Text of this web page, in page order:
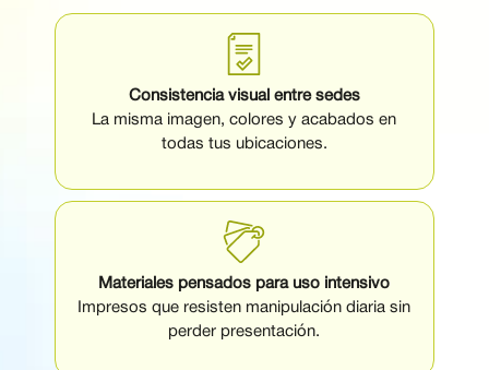
Consistencia visual entre sedes
La misma imagen, colores y acabados en
todas tus ubicaciones.
Materiales pensados para uso intensivo
Impresos que resisten manipulación diaria sin
perder presentación.